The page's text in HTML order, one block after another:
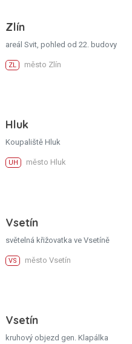
Zlín
areál Svit, pohled od 22. budovy
ZL město Zlín
Hluk
Koupaliště Hluk
UH město Hluk
Vsetín
světelná křižovatka ve Vsetíně
VS město Vsetín
Vsetín
kruhový objezd gen. Klapálka